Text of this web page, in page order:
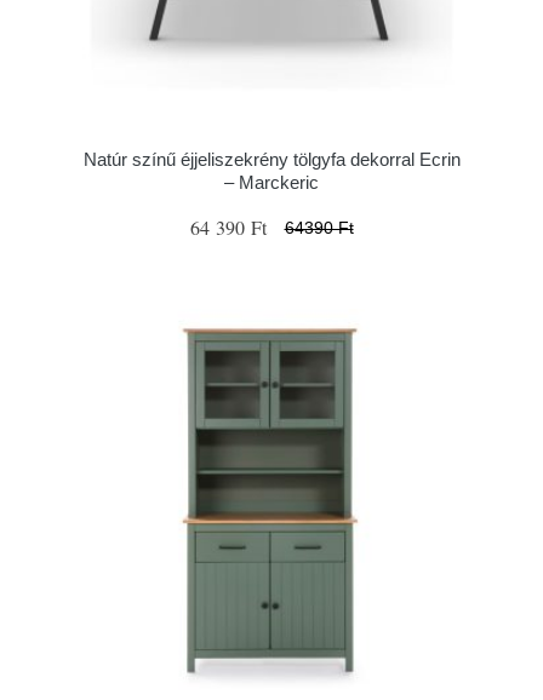
Natúr színű éjjeliszekrény tölgyfa dekorral Ecrin
– Marckeric
64 390 Ft 64390 Ft